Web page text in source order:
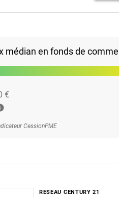
médian en fonds de
€
CessionPME
RESEAU CENTURY 21